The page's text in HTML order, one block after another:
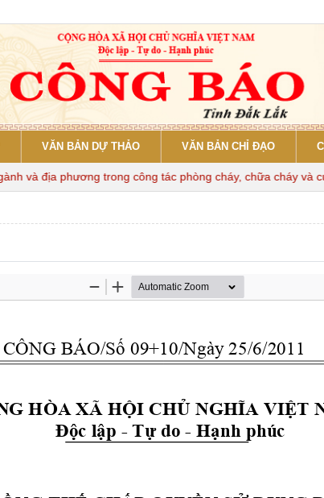
VĂN BẢN DỰ THẢO VĂN BẢN CHỈ ĐẠO
và địa phương trong công tác phòng cháy, chữa cháy và cứu